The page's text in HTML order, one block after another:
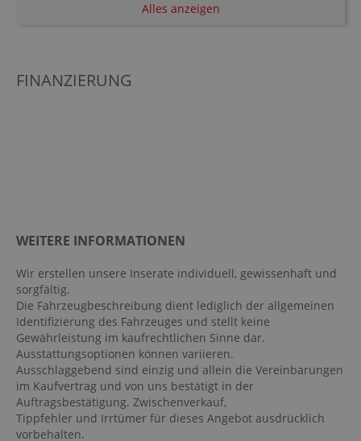
Armauflage vorn und hinten
Automatisch abblendender Innenspiegel
Bordcomputer
Bremsassistent
Digitaler Radioempfang DAB
Dynamische Leuchtweitenregulierung
Einparkhilfe vorn und hinten
Elektr. Stabilitätsprogramm ESP
Fahrer- /Beifahrerairbag
Fahrerassistenzpaket
Alles anzeigen
FINANZIERUNG
WEITERE INFORMATIONEN
Wir erstellen unsere Inserate individuell, gewissenhaft und
sorgfältig.
Die Fahrzeugbeschreibung dient lediglich der allgemeinen
Identifizierung des Fahrzeuges und stellt keine
Gewährleistung im kaufrechtlichen Sinne dar.
Ausstattungsoptionen können variieren.
Ausschlaggebend sind einzig und allein die Vereinbarungen
im Kaufvertrag und von uns bestätigt in der
Auftragsbestätigung. Zwischenverkauf,
Tippfehler und Irrtümer für dieses Angebot ausdrücklich
vorbehalten.